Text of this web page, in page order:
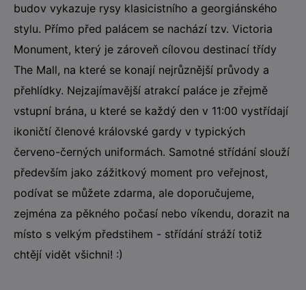
budov vykazuje rysy klasicistního a georgiánského
stylu. Přímo před palácem se nachází tzv. Victoria
Monument, který je zároveň cílovou destinací třídy
The Mall, na které se konají nejrůznější průvody a
přehlídky. Nejzajímavější atrakcí paláce je zřejmě
vstupní brána, u které se každý den v 11:00 vystřídají
ikoničtí členové královské gardy v typických
červeno-černých uniformách. Samotné střídání slouží
především jako zážitkový moment pro veřejnost,
podívat se můžete zdarma, ale doporučujeme,
zejména za pěkného počasí nebo víkendu, dorazit na
místo s velkým předstihem - střídání stráží totiž
chtějí vidět všichni! :)